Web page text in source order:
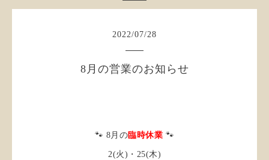
2022/07/28
8月の営業のお知らせ
🐾 8月の臨時休業 🐾
2(火)・25(木)